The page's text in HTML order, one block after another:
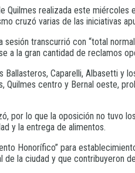
Quilmes realizada este
cruzó varias de las iniciativas
sesión transcurrió con “total
a la gran cantidad de reclamos
Caparelli, Albasetti
Quilmes centro y Bernal oeste,
por lo que la oposición no
y la entrega de alimentos.
Honorífico” para
la ciudad y que contribuyeron